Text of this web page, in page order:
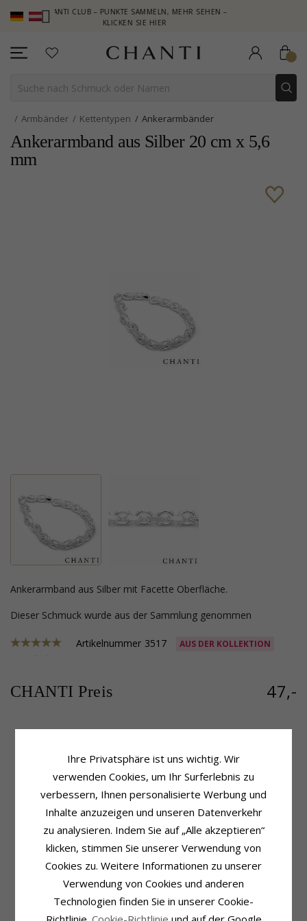
CHANTI CLUB – PUNKTE SAMMELN, MEHR SEHEN –
KLICKEN SIE HIER
Armbänder Kettentypen Ankerarmbänder
Ankerarmband aus Silber 20 cm x 5,6
mm
Ankerarmband aus Silber mit Facette Oberfläche.
Dieser Schmuck wurde aus der Sammlung genommen
Artikelnummer 3517 AUS DER KOLLEKTION
CHANTI Preis 47,-
Produktinformation
Silber
Oberfläche:Facette
Größe
Länge: 20 cm
Gewicht: 22,5 Gram
Lieferzeit
Lieferzeit: 4-5 Werktage
KUNDEN KAUFTEN AUCH
SALE
Ihre Privatsphäre ist uns wichtig. Wir
verwenden Cookies, um Ihr Surferlebnis zu
verbessern, Ihnen personalisierte Werbung und
Inhalte anzuzeigen und unseren Datenverkehr
zu analysieren. Indem Sie auf „Alle akzeptieren“
klicken, stimmen Sie unserer Verwendung von
Cookies zu. Weitere Informationen zu unserer
Verwendung von Cookies und anderen
Technologien finden Sie in unserer Cookie-